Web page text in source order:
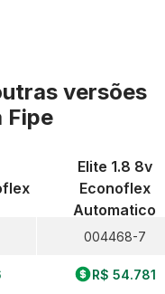
versões
Fipe
Elite 1.8 8v
Econoflex
Automatico
004468-7
R$ 54.781